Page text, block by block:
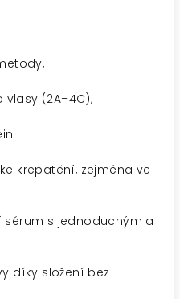
vlasy (2A–4C),
krepatění, zejména ve
sérum s jednoduchým a
díky složení bez